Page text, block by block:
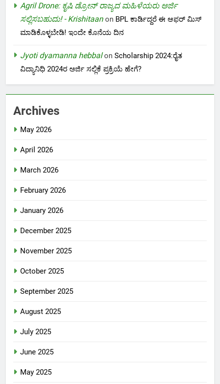
Agril Drone: ಕೃಷಿ ಡ್ರೋನ್ ರಾಜ್ಯದ ಮಹಿಳೆಯರು ಅರ್ಜಿ
ಸಲ್ಲಿಸಬಹುದು! - Krishitaanon BPL ಕಾರ್ಡಿದ್ದರೆ ಈ ಆಫರ್ ಮಿಸ್
ಮಾಡಿಕೊಳ್ಳಬೇಡಿ! ಇಂದೇ ಕೊನೆಯ ದಿನ
Jyoti dyamanna hebbalon Scholarship 2024:ರೈತ
ವಿದ್ಯಾನಿಧಿ 2024ರ ಅರ್ಜಿ ಸಲ್ಲಿಕೆ ಪ್ರಕ್ರಿಯೆ ಹೇಗೆ?
Archives
May 2026
April 2026
March 2026
February 2026
January 2026
December 2025
November 2025
October 2025
September 2025
August 2025
July 2025
June 2025
May 2025